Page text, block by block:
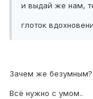
и выдай же нам,
глоток
Зачем же безумным?
Всё нужно с умом..